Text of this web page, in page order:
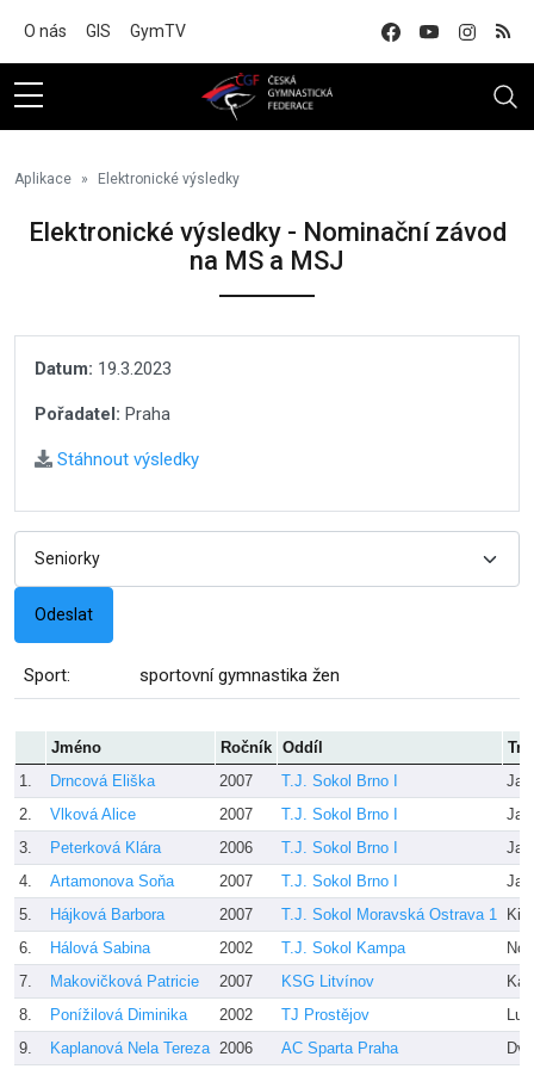
O nás GIS GymTV
Aplikace Elektronické výsledky
Elektronické výsledky - Nominační závod
na MS a MSJ
Datum: 19.3.2023
Pořadatel: Praha
Stáhnout výsledky
Sport: sportovní gymnastika žen
Jméno Ročník Oddíl
1.
Drncová Eliška 2007 T.J. Sokol Brno I
2.
Vlková Alice 2007 T.J. Sokol Brno I
3.
Peterková Klára 2006 T.J. Sokol Brno I
4.
Artamonova Soňa 2007 T.J. Sokol Brno I
5.
Hájková Barbora 2007 T.J. Sokol Moravská Ostrava 1
6.
Hálová Sabina 2002 T.J. Sokol Kampa
7.
Makovičková Patricie 2007 KSG Litvínov
8.
Ponížilová Diminika 2002 TJ Prostějov
9.
Kaplanová Nela Tereza 2006 AC Sparta Praha